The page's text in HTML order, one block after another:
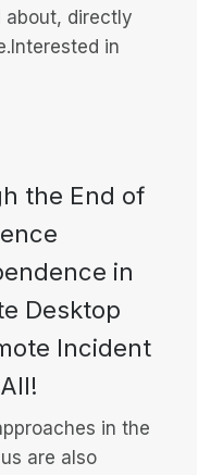
about, directly
in
the End of
in
Desktop
Incident
in the
are also